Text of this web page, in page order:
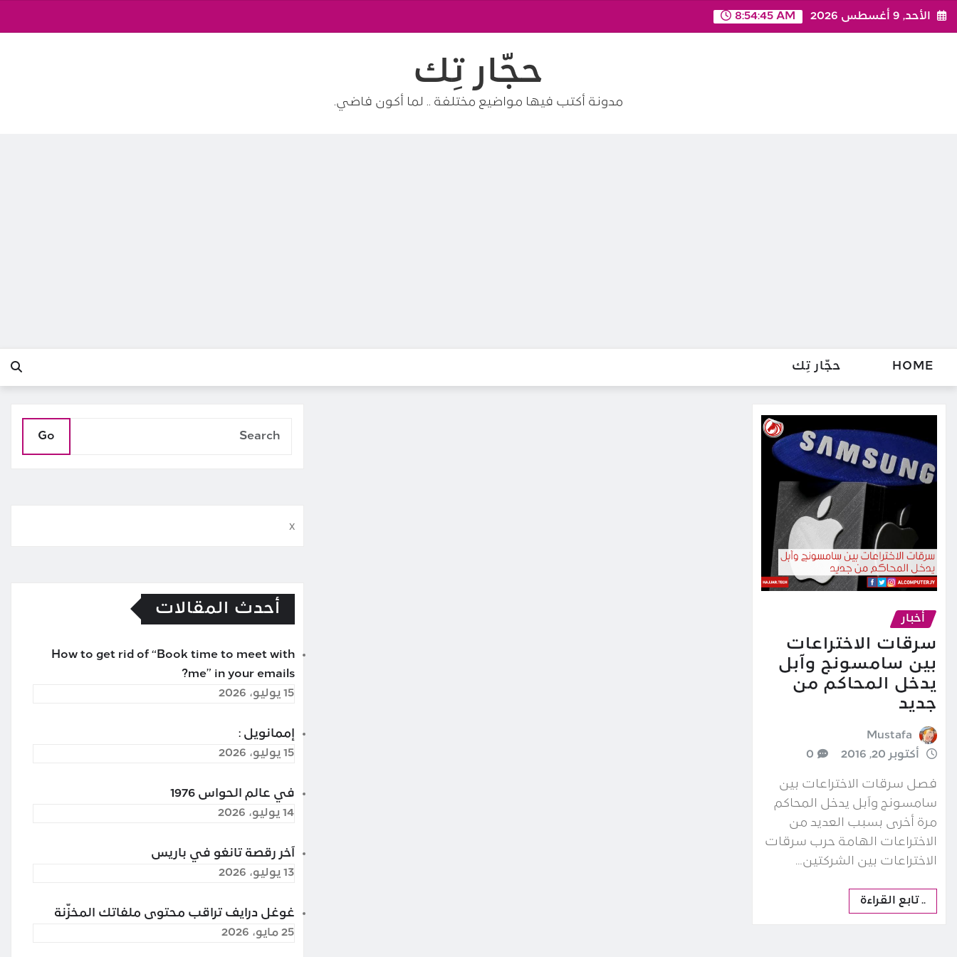
Skip
الأحد, 9 أغسطس 2026 8:54:45 AM
حجّار تِك
مدونة أكتب فيها مواضيع مختلفة .. لما أكون فاضي.
HOME حجّار تِك
أخبار
سرقات الاختراعات
بين سامسونج وآبل
يدخل المحاكم من
جديد
Mustafa
أكتوبر 20, 2016
0
فصل سرقات الاختراعات بين
سامسونج وآبل يدخل المحاكم
مرة أخرى بسبب العديد من
الاختراعات الهامة حرب سرقات
الاختراعات بين الشركتين…
.. تابع القراءة
Go
x
أحدث المقالات
How to get rid of “Book time to meet with
me” in your emails?
15 يوليو، 2026
إممانويل :
15 يوليو، 2026
في عالم الحواس 1976
14 يوليو، 2026
آخر رقصة تانغو في باريس
13 يوليو، 2026
غوغل درايف تراقب محتوى ملفاتك المخزّنة
25 مايو، 2026